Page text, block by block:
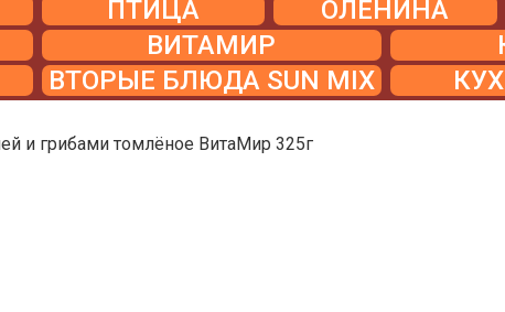
ПТИЦА ОЛЕНИНА
ВИТАМИР
ВТОРЫЕ БЛЮДА SUN MIX
и грибами томлёное ВитаМир 325г